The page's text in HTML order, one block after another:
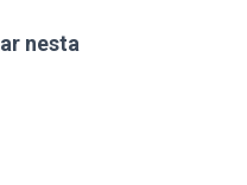
nesta